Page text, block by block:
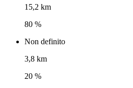
15,2 km
80 %
Non definito
3,8 km
20 %